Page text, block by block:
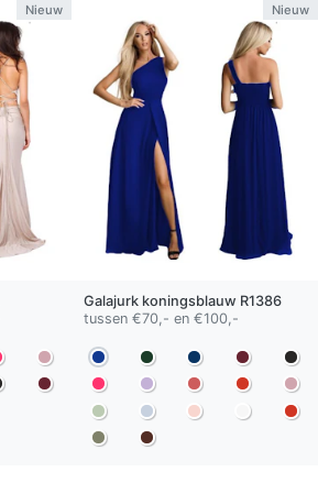
Nieuw Nieuw
Galajurk koningsblauw R1386
tussen €70,- en €100,-